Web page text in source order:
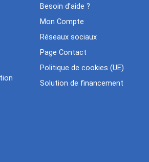
Besoin d’aide ?
Mon Compte
Réseaux sociaux
Page Contact
Politique de cookies (UE)
Solution de financement